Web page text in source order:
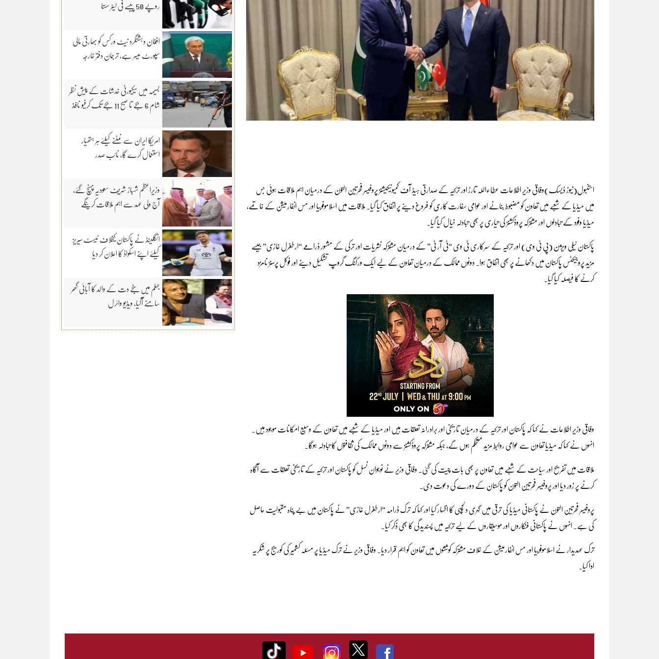
استنبول(نیوز ڈیسک)وفاقی وزیر اطلاعات عطاءاللہ تارڑ اور ترکیہ کے صدارتی ہیڈ آف کمیونیکیشنز پروفیسر فحرتین التون کے درمیان اہم ملاقات ہوئی جس
میں میڈیا کے شعبے میں تعاون کو مضبوط بنانے اور عوامی سفارت کاری کو فروغ دینے پر اتفاق کیا گیا۔ ملاقات میں اسلاموفوبیا اور مس انفارمیشن کے خاتمے،
میڈیا وفود کے تبادلوں اور مشترکہ پروڈکشنز کی تیاری پر بھی تبادلہ خیال کیا گیا۔
پاکستان ٹیلی ویژن (پی ٹی وی) اور ترکیہ کے سرکاری ٹی وی “ٹی آر ٹی” کے درمیان مشترکہ نشریات اور ترکی کے مشہور ڈرامے “ارطغرل غازی” جیسے
مزید پروجیکٹس پاکستان میں دکھانے پر بھی اتفاق ہوا۔ دونوں ممالک کے درمیان تعاون کے لیے ایک ورکنگ گروپ تشکیل دینے اور فوکل پرسنز نامزد
کرنے کا فیصلہ کیا گیا۔
وفاقی وزیر اطلاعات نے کہا کہ پاکستان اور ترکیہ کے درمیان تاریخی اور برادرانہ تعلقات ہیں اور میڈیا کے شعبے میں تعاون کے وسیع امکانات موجود ہیں۔
انہوں نے کہا کہ میڈیا تعاون سے عوامی روابط مزید مستحکم ہوں گے، جبکہ مشترکہ پروڈکشنز سے دونوں ممالک کی ثقافتوں کا تبادلہ ہوگا۔
ملاقات میں تفریح اور سیاحت کے شعبے میں تعاون پر بھی بات چیت کی گئی۔ وفاقی وزیر نے نوجوان نسل کو پاکستان اور ترکیہ کے تاریخی تعلقات سے آگاہ
کرنے پر زور دیا اور پروفیسر فحرتین التون کو پاکستان کے دورے کی دعوت دی۔
پروفیسر فحرتین التون نے پاکستانی میڈیا کی ترقی میں گہری دلچسپی کا اظہار کیا اور کہا کہ ترک ڈرامہ “ارطغرل غازی” نے پاکستان میں بے پناہ مقبولیت حاصل
کی ہے۔ انہوں نے پاکستانی فنکاروں اور موسیقاروں کے لیے ترکیہ میں پسندیدگی کا بھی ذکر کیا۔
ترک عہدیدار نے اسلاموفوبیا اور مس انفارمیشن کے خلاف مشترکہ کوششوں میں تعاون کو اہم قرار دیا۔ وفاقی وزیر نے ترک میڈیا پر مسئلہ کشمیر کی کوریج پر شکریہ
ادا کیا۔
روپے 50 پیسے فی لیٹر سستا
افغان دہشتگرد نیٹ ورکس کو بھارتی مالی
سپورٹ میسر ہے، ترجمان دفتر خارجہ
بسیمہ میں سیکیورٹی خدشات کے پیش نظر
شام 6 بجے تا صبح 11 بجے تک کرفیو نافذ
امریکا ایران سے نمٹنے کیلئے ہر ہتھیار
استعمال کرے گا، نائب صدر
وزیراعظم شہباز شریف سعودیہ پہنچ گئے،
آج ولی عہد سے اہم ملاقات کرینگے
انگلینڈ نے پاکستان کیخلاف ٹیسٹ سیریز
کیلئے اپنے اسکواڈ کا اعلان کر دیا
جہلم میں سنجے دت کے والد کا آبائی گھر
سامنے آگیا، ویڈیو وائرل